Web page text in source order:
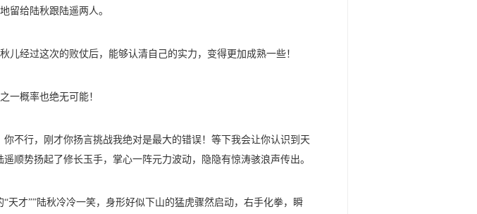
留给陆秋跟陆遥两人。
经过这次的败仗后，能够认清自己的实力，变得更加成熟一些！
一概率也绝无可能！
不行，刚才你扬言挑战我绝对是最大的错误！等下我会让你认识到天
顺势扬起了修长玉手，掌心一阵元力波动，隐隐有惊涛骇浪声传出。
才””陆秋冷冷一笑，身形好似下山的猛虎骤然启动，右手化拳，瞬